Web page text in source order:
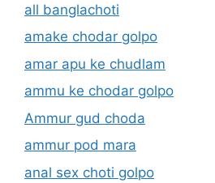
all banglachoti
amake chodar golpo
amar apu ke chudlam
ammu ke chodar golpo
Ammur gud choda
ammur pod mara
anal sex choti golpo